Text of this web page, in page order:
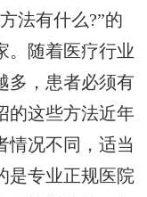
法有什么?”的
。随着医疗行业
多，患者必须有
的这些方法近年
情况不同，适当
是专业正规医院